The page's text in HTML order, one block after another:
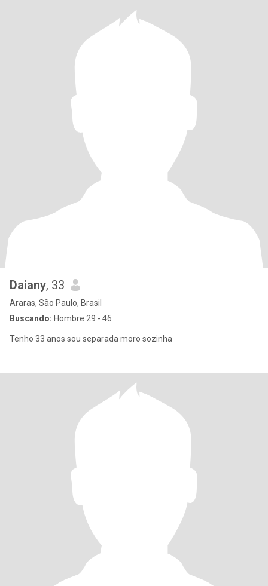
Daiany, 33
Araras, São Paulo, Brasil
Buscando: Hombre 29 - 46
Tenho 33 anos sou separada moro sozinha